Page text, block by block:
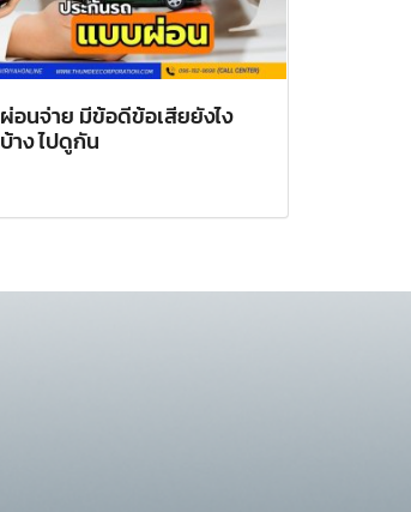
ผ่อนจ่าย มีข้อดีข้อเสียยังไง
บ้าง ไปดูกัน